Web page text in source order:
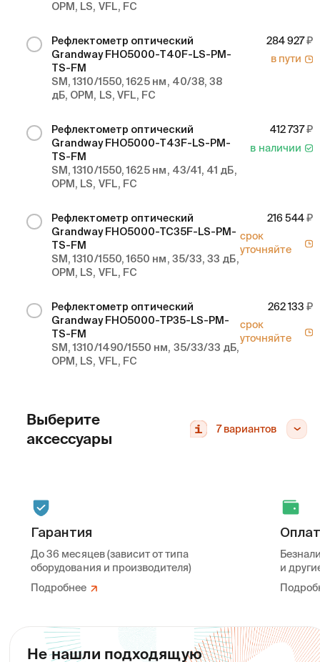
OPM, LS, VFL, FC
Рефлектометр оптический
Grandway FHO5000-T40F-LS-PM-
TS-FM
SM, 1310/1550, 1625 нм, 40/38, 38
дБ, OPM, LS, VFL, FC
284 927
в пути
Рефлектометр оптический
Grandway FHO5000-T43F-LS-PM-
TS-FM
SM, 1310/1550, 1625 нм, 43/41, 41 дБ,
OPM, LS, VFL, FC
412 737
в наличии
Рефлектометр оптический
Grandway FHO5000-TC35F-LS-PM-
TS-FM
SM, 1310/1550, 1650 нм, 35/33, 33 дБ,
OPM, LS, VFL, FC
216 544
срок
уточняйте
Рефлектометр оптический
Grandway FHO5000-TP35-LS-PM-
TS-FM
SM, 1310/1490/1550 нм, 35/33/33 дБ,
OPM, LS, VFL, FC
262 133
срок
уточняйте
Выберите
аксессуары
7вариантов
Кейс противоударный
Адаптер оптический
Гарантия
До 36 месяцев (зависит от типа
оборудования и производителя)
Подробнее
и
Не нашли подходящую